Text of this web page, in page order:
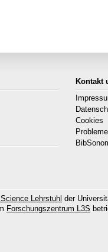
Kontakt
Cookies
Lehrstuhl der
Forschungszentrum L3S